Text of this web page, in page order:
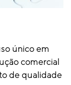
único em
comercial
de qualidade